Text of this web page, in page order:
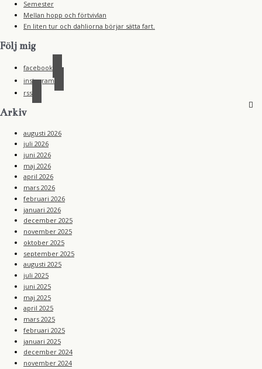
Semester
Mellan hopp och förtvivlan
En liten tur och dahliorna börjar sätta fart.
Följ mig
facebook
instagram
rss
Arkiv
augusti 2026
juli 2026
juni 2026
maj 2026
april 2026
mars 2026
februari 2026
januari 2026
december 2025
november 2025
oktober 2025
september 2025
augusti 2025
juli 2025
juni 2025
maj 2025
april 2025
mars 2025
februari 2025
januari 2025
december 2024
november 2024